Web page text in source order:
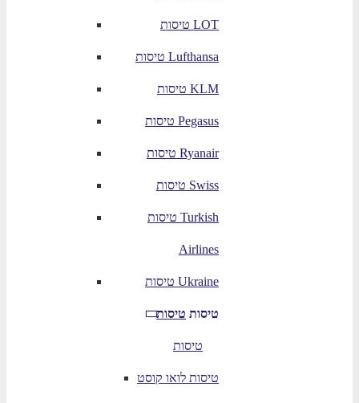
טיסות LOT
טיסות Lufthansa
טיסות KLM
טיסות Pegasus
טיסות Ryanair
טיסות Swiss
טיסות Turkish
Airlines
טיסות Ukraine
טיסות טיסות
טיסות
טיסות לואו קוסט